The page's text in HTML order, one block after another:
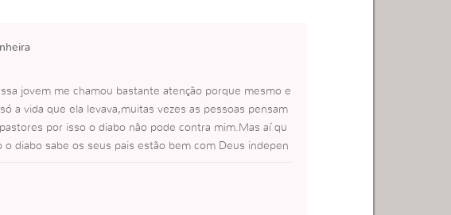
jovem me chamou bastante atenção porque mesmo e
a vida que ela levava,muitas vezes as pessoas pensam
por isso o diabo não pode contra mim.Mas aí qu
o diabo sabe os seus pais estão bem com Deus indepen
não aí é que ele mais ataca e tenta os filhos para atin
nós temos que vigiar e cuidar da nossa fé.